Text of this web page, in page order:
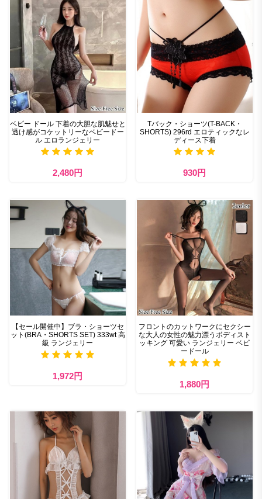
ベビー ドール 下着の大胆な肌魅せと
透け感がコケットリーなベビードー
ル エロランジェリー
2,480円
Tバック・ショーツ(T-BACK・
SHORTS) 296rd エロティックなレ
ディース下着
930円
【セール開催中】ブラ・ショーツセ
ット(BRA・SHORTS SET) 333wt 高
級 ランジェリー
1,972円
フロントのカットワークにセクシー
な大人の女性の魅力漂うボディスト
ッキング 可愛い ランジェリー ベビ
ードール
1,880円